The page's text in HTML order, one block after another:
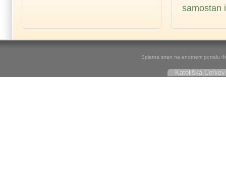
samostan
Spletna stran na enotnem portalu
Katoliška